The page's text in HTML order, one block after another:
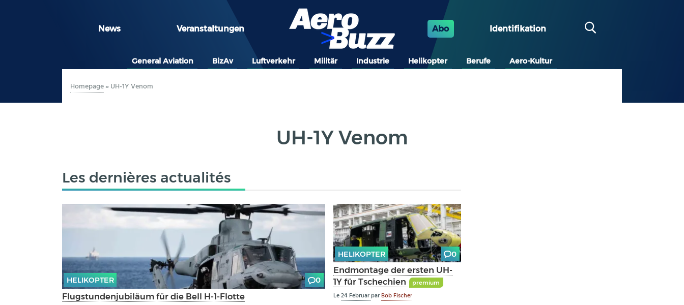
News Veranstaltungen Abo Identifikation
General Aviation BizAv Luftverkehr Militär Industrie Helikopter Berufe Aero-Kultur
Homepage»UH-1Y Venom
UH-1Y Venom
Les dernières actualités
HELIKOPTER 0
Flugstundenjubiläum für die Bell H-1-Flotte
HELIKOPTER 0
Endmontage der ersten UH-
1Y für Tschechien
premium
Le24 FebruarparBob Fischer